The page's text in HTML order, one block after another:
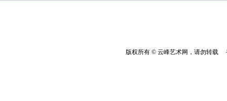
版权所有 © 云峰艺术网，请勿转载